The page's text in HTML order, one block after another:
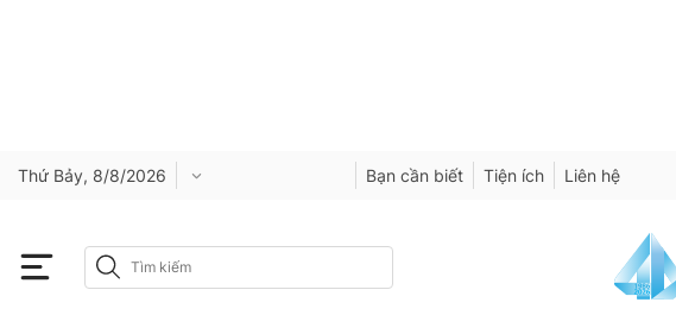
Thứ Bảy, 8/8/2026 Bạn cần biết Tiện ích Liên hệ